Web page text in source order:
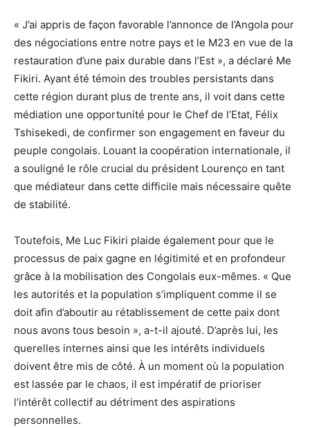
« J’ai appris de façon favorable l’annonce de l’Angola pour
des négociations entre notre pays et le M23 en vue de la
restauration d’une paix durable dans l’Est », a déclaré Me
Fikiri. Ayant été témoin des troubles persistants dans
cette région durant plus de trente ans, il voit dans cette
médiation une opportunité pour le Chef de l’Etat, Félix
Tshisekedi, de confirmer son engagement en faveur du
peuple congolais. Louant la coopération internationale, il
a souligné le rôle crucial du président Lourenço en tant
que médiateur dans cette difficile mais nécessaire quête
de stabilité.
Toutefois, Me Luc Fikiri plaide également pour que le
processus de paix gagne en légitimité et en profondeur
grâce à la mobilisation des Congolais eux-mêmes. « Que
les autorités et la population s’impliquent comme il se
doit afin d’aboutir au rétablissement de cette paix dont
nous avons tous besoin », a-t-il ajouté. D’après lui, les
querelles internes ainsi que les intérêts individuels
doivent être mis de côté. À un moment où la population
est lassée par le chaos, il est impératif de prioriser
l’intérêt collectif au détriment des aspirations
personnelles.